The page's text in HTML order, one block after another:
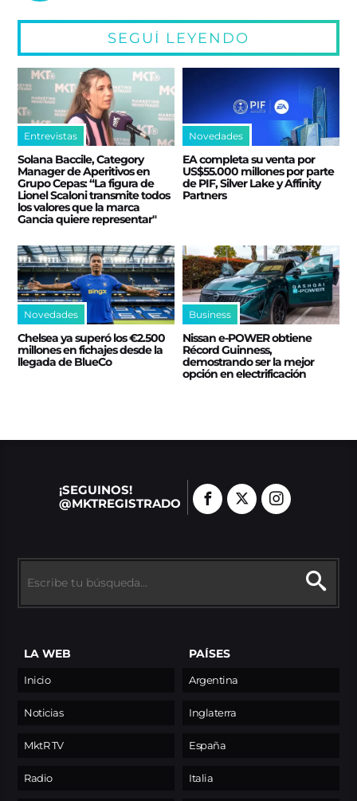
SEGUÍ LEYENDO
Entrevistas
Solana Baccile, Category
Manager de Aperitivos en
Grupo Cepas: “La figura de
Lionel Scaloni transmite todos
los valores que la marca
Gancia quiere representar"
Novedades
EA completa su venta por
US$55.000 millones por parte
de PIF, Silver Lake y Affinity
Partners
Novedades
Chelsea ya superó los €2.500
millones en fichajes desde la
llegada de BlueCo
Business
Nissan e‑POWER obtiene
Récord Guinness,
demostrando ser la mejor
opción en electrificación
¡SEGUINOS!
@MKTREGISTRADO
LA WEB
Inicio
Noticias
MktR TV
Radio
PAÍSES
Argentina
Inglaterra
España
Italia